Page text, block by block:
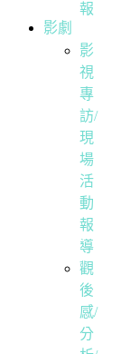
報
影劇
影
視
專
訪/
現
場
活
動
報
導
觀
後
感/
分